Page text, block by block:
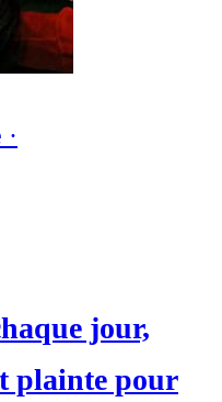
·
jour,
plainte pour